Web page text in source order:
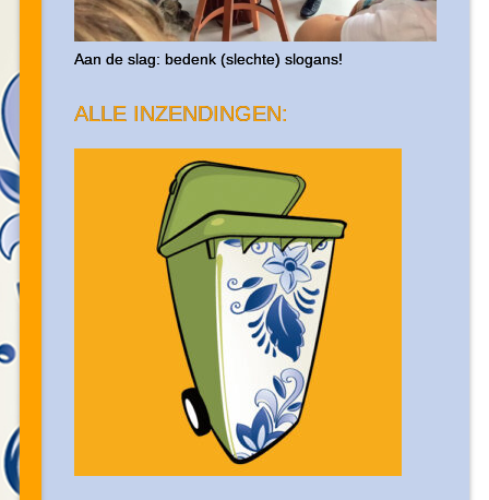
Aan de slag: bedenk (slechte) slogans!
ALLE INZENDINGEN: